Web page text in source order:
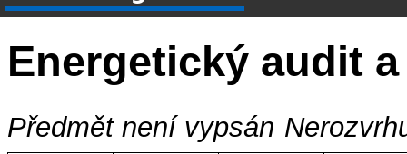
Energetický audit
Předmět není vypsán